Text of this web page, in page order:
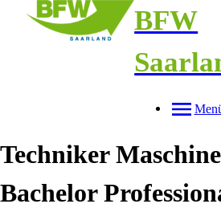
BFW
Techniker
Bachelor